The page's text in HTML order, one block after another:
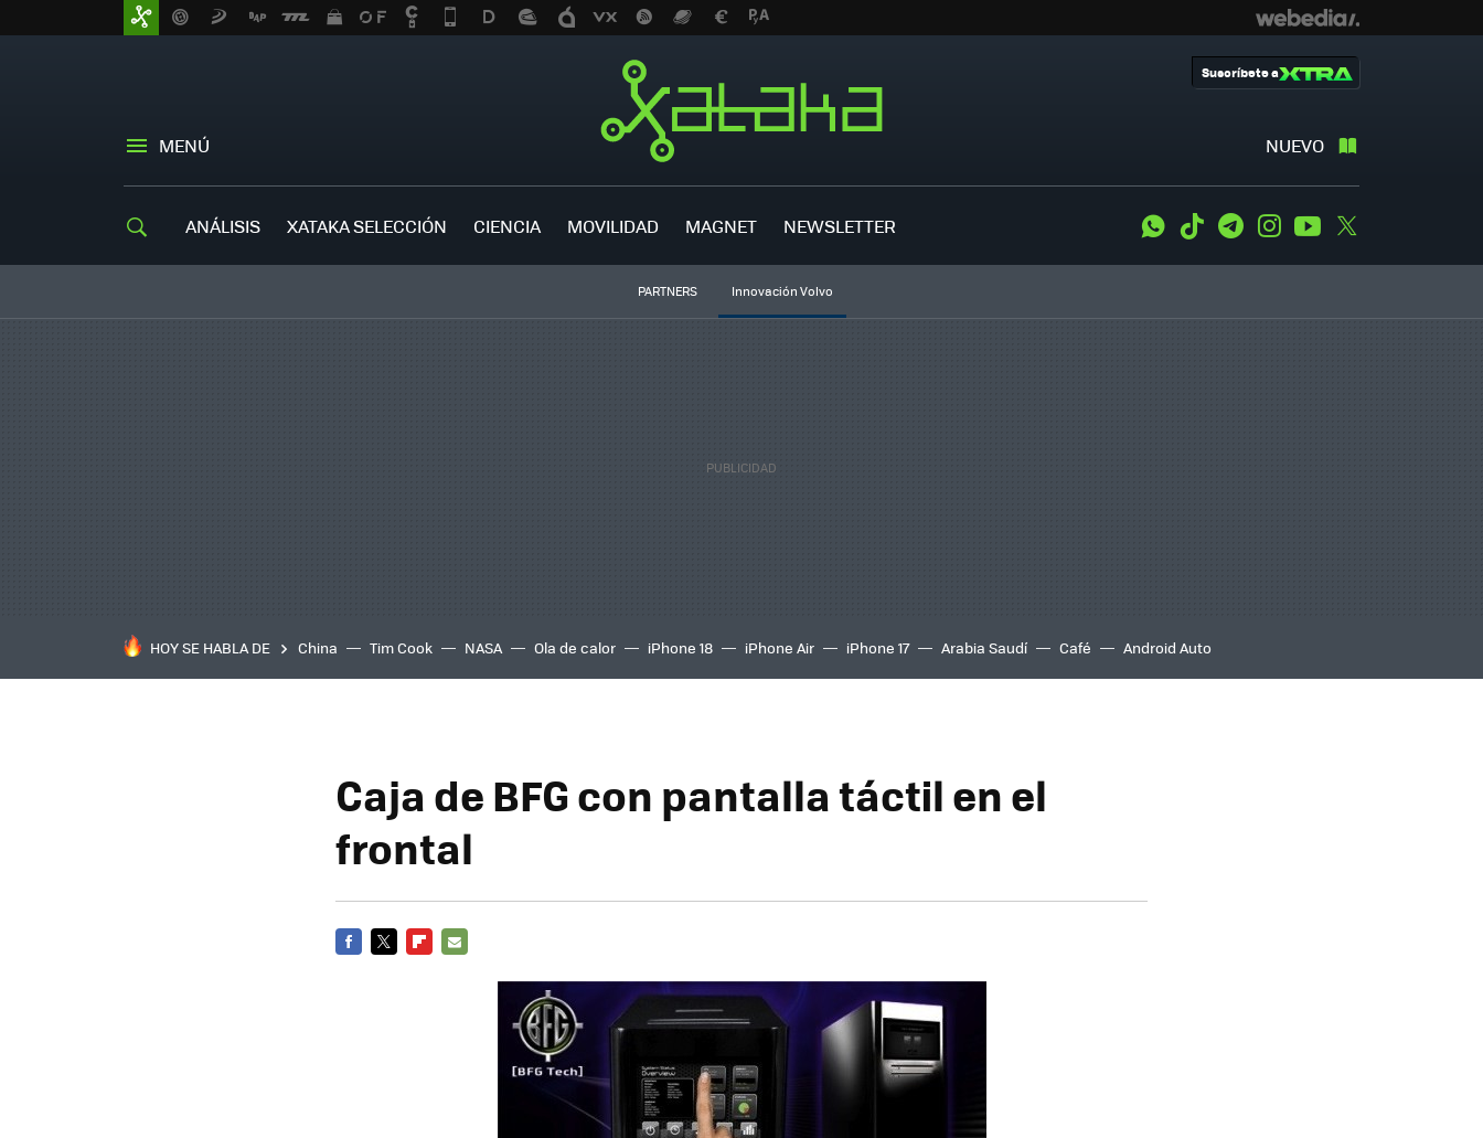
MENÚ NUEVO
Suscríbete a
ANÁLISIS XATAKA SELECCIÓN CIENCIA MOVILIDAD MAGNET NEWSLETTER WhatsApp
Tiktok TelegramInstagramYoutube
PARTNERS Innovación Volvo
HOY SE HABLA DE China Tim Cook NASA Ola de calor iPhone 18 iPhone Air iPhone 17 Arabia Saudí Café Android Auto
Caja de BFG con pantalla táctil en el
frontal